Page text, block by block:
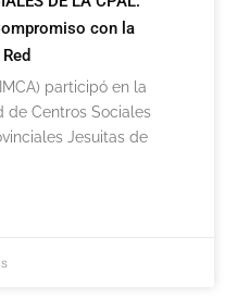
con la
participó en la
de Centros Sociales
Jesuitas de